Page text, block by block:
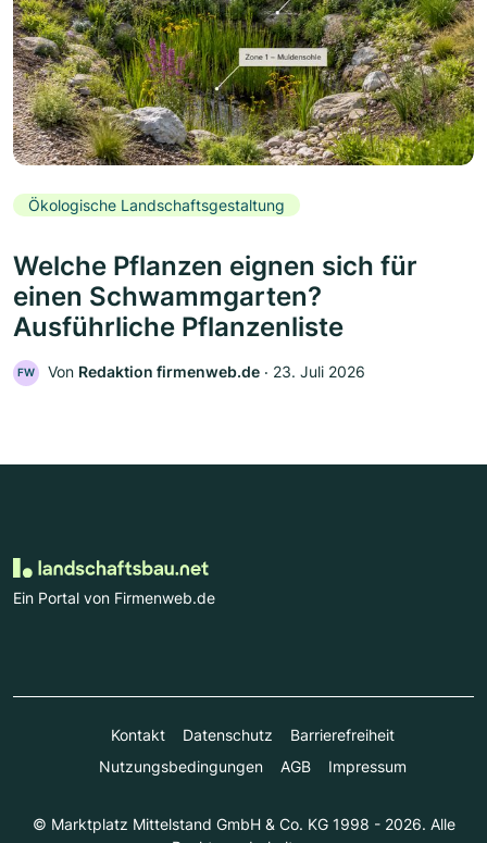
Ökologische Landschaftsgestaltung
Welche Pflanzen eignen sich für
einen Schwammgarten?
Ausführliche Pflanzenliste
FW Von Redaktion firmenweb.de ‧ 23. Juli 2026
Ein Portal von Firmenweb.de
Kontakt Datenschutz
Barrierefreiheit
Nutzungsbedingungen
AGB Impressum
© Marktplatz Mittelstand GmbH & Co. KG 1998 - 2026. Alle